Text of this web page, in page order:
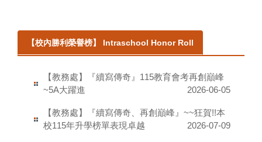
【校內勝利榮譽榜】 Intraschool Honor Roll
【教務處】『續寫傳奇』115教育會考再創巔峰
~5A大躍進
2026-06-05
【教務處】『續寫傳奇、再創巔峰』~~狂賀!!本
校115年升學榜單表現卓越
2026-07-09